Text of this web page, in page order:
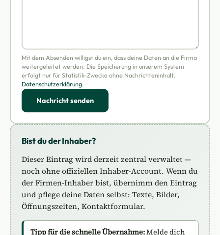
Mit dem Absenden willigst du ein, dass deine Daten an die Firma
weitergeleitet werden. Die Speicherung in unserem System
erfolgt nur für Statistik-Zwecke ohne Nachrichteninhalt.
Datenschutzerklärung.
Nachricht senden
Bist du der Inhaber?
Dieser Eintrag wird derzeit zentral verwaltet —
noch ohne offiziellen Inhaber-Account. Wenn du
der Firmen-Inhaber bist, übernimm den Eintrag
und pflege deine Daten selbst: Texte, Bilder,
Öffnungszeiten, Kontaktformular.
Tipp für die schnelle Übernahme:Melde dich